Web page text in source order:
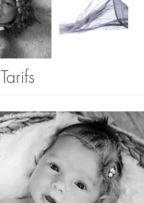
Tarifs